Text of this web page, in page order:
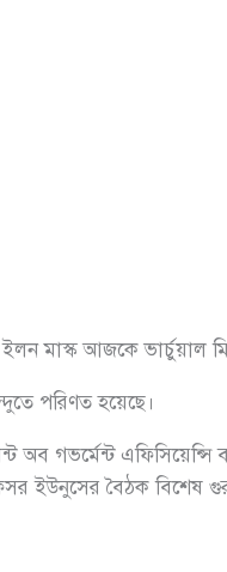
ইলন মাস্ক আজকে
পরিণত হয়েছে।
অব গভর্মেন্ট
ইউনুসের বৈঠক বিশেষ